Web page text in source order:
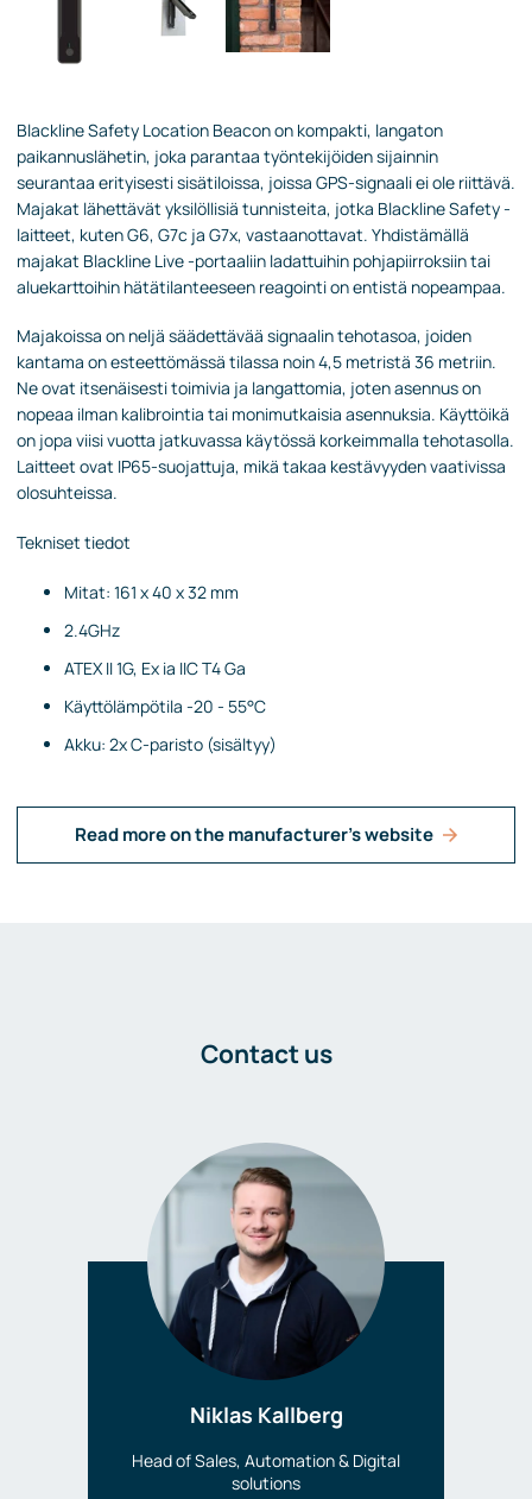
Blackline Safety Location Beacon on kompakti, langaton
paikannuslähetin, joka parantaa työntekijöiden sijainnin
seurantaa erityisesti sisätiloissa, joissa GPS-signaali ei ole riittävä.
Majakat lähettävät yksilöllisiä tunnisteita, jotka Blackline Safety -
laitteet, kuten G6, G7c ja G7x, vastaanottavat. Yhdistämällä
majakat Blackline Live -portaaliin ladattuihin pohjapiirroksiin tai
aluekarttoihin hätätilanteeseen reagointi on entistä nopeampaa.
Majakoissa on neljä säädettävää signaalin tehotasoa, joiden
kantama on esteettömässä tilassa noin 4,5 metristä 36 metriin.
Ne ovat itsenäisesti toimivia ja langattomia, joten asennus on
nopeaa ilman kalibrointia tai monimutkaisia asennuksia. Käyttöikä
on jopa viisi vuotta jatkuvassa käytössä korkeimmalla tehotasolla.
Laitteet ovat IP65-suojattuja, mikä takaa kestävyyden vaativissa
olosuhteissa.
Tekniset tiedot
Mitat: 161 x 40 x 32 mm
2.4GHz
ATEX II 1G, Ex ia IIC T4 Ga
Käyttölämpötila -20 - 55°C
Akku: 2x C-paristo (sisältyy)
Read more on the manufacturer's website
Contact us
Niklas Kallberg
Head of Sales, Automation & Digital
solutions